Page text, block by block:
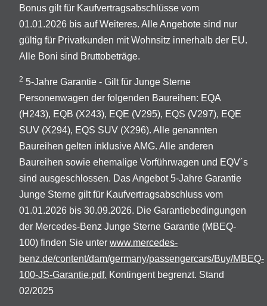
Bonus gilt für Kaufvertragsabschlüsse vom
01.01.2026 bis auf Weiteres. Alle Angebote sind nur
gültig für Privatkunden mit Wohnsitz innerhalb der EU.
Alle Boni sind Bruttobeträge.
2 5-Jahre Garantie - Gilt für Junge Sterne
Personenwagen der folgenden Baureihen: EQA
(H243), EQB (X243), EQE (V295), EQS (V297), EQE
SUV (X294), EQS SUV (X296). Alle genannten
Baureihen gelten inklusive AMG. Alle anderen
Baureihen sowie ehemalige Vorführwagen und EQV´s
sind ausgeschlossen. Das Angebot 5-Jahre Garantie
Junge Sterne gilt für Kaufvertragsabschluss vom
01.01.2026 bis 30.09.2026. Die Garantiebedingungen
der Mercedes-Benz Junge Sterne Garantie (MBEQ-
100) finden Sie unter www.mercedes-
benz.de/content/dam/germany/passengercars/Buy/MBEQ-
100-JS-Garantie.pdf. Kontingent begrenzt. Stand
02/2025